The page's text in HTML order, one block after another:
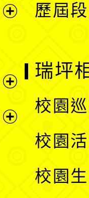
單
選
單
歷屆
瑞坪
校園
校園
校園